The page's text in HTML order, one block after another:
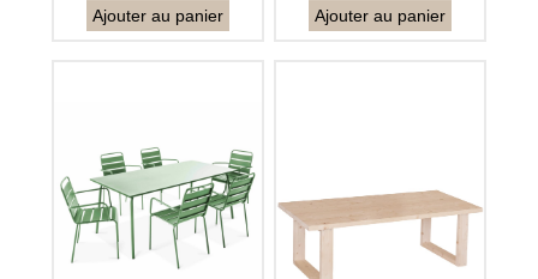
Ajouter au panier Ajouter au panier